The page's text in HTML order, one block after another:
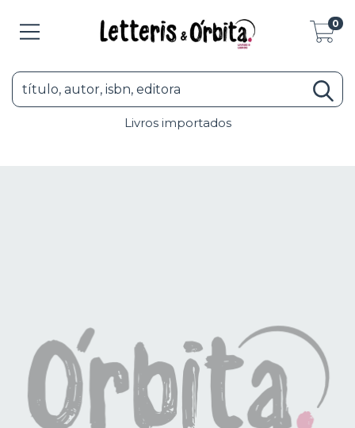
0
Livros importados